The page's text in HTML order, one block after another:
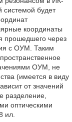
системой будет
координаты
прошедшего через
с ОУМ. Таким
ОУМ, не
(имеется в виду
от значений
разделение,
оптическими
ил.